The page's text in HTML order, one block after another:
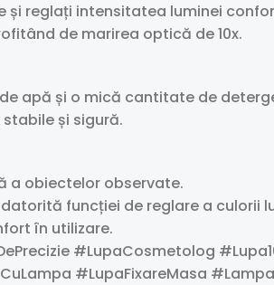
și reglați intensitatea luminei
de marirea optică de 10x.
apă și o mică cantitate de
și sigură.
a obiectelor observate.
funcției de reglare a culorii
în utilizare.
#LupaCosmetolog
#LupaFixareMasa